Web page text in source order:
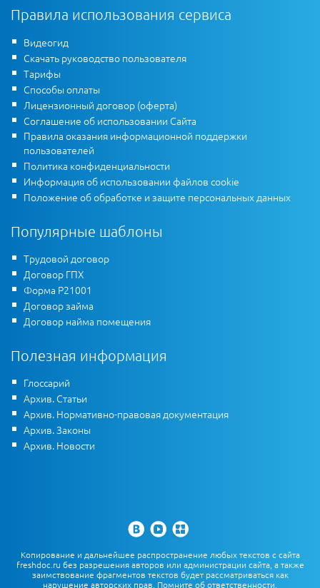
Правила использования сервиса
Видеогид
Скачать руководство пользователя
Тарифы
Способы оплаты
Лицензионный договор (оферта)
Соглашение об использовании Сайта
Правила оказания информационной поддержки
пользователей
Политика конфиденциальности
Информация об использовании файлов cookie
Положение об обработке и защите персональных данных
Популярные шаблоны
Трудовой договор
Договор ГПХ
Форма Р21001
Договор займа
Договор найма помещения
Полезная информация
Глоссарий
Архив. Статьи
Архив. Нормативно-правовая документация
Архив. Законы
Архив. Новости
Копирование и дальнейшее распространение любых текстов с сайта
freshdoc.ru без разрешения авторов или администрации сайта, а также
заимствование фрагментов текстов будет рассматриваться как
нарушение авторских прав. Помните об ответственности,